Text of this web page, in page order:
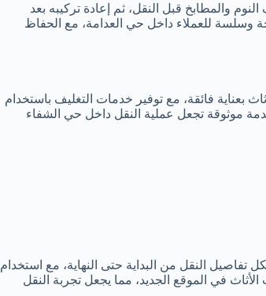
والمطابخ قبل النقل، ثم إعادة تركيبه بعد
وسلسة للعملاء داخل حي العدامة، مع الحفاظ
فائقة، مع توفير خدمات التغليف باستخدام
موثوقة تجعل عملية النقل داخل حي الشفاء
النقل من البداية حتى النهاية، مع استخدام
في الموقع الجديد، مما يجعل تجربة النقل